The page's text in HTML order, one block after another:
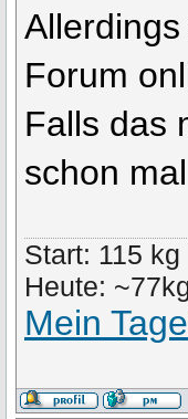
Forum
Falls das
schon
Start: 115 kg
Heute:
Mein